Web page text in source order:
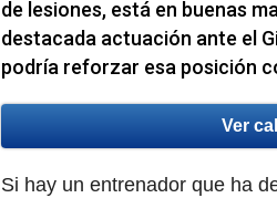
de lesiones, está en buenas
destacada actuación ante el
podría reforzar esa posición
Ver
Si hay un entrenador que ha